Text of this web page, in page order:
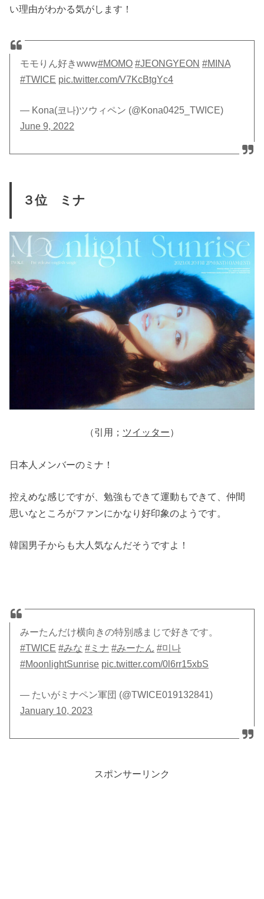
い理由がわかる気がします！
モモりん好きwww#MOMO #JEONGYEON #MINA
#TWICE pic.twitter.com/V7KcBtgYc4
— Kona(코나)ツウィペン (@Kona0425_TWICE)
June 9, 2022
３位 ミナ
（引用； ツイッター）
日本人メンバーのミナ！
控えめな感じですが、勉強もできて運動もできて、仲間
思いなところがファンにかなり好印象のようです。
韓国男子からも大人気なんだそうですよ！
みーたんだけ横向きの特別感まじで好きです。
#TWICE #みな #ミナ #みーたん #미나
#MoonlightSunrise pic.twitter.com/0l6rr15xbS
— たいがミナペン軍団 (@TWICE019132841)
January 10, 2023
スポンサーリンク